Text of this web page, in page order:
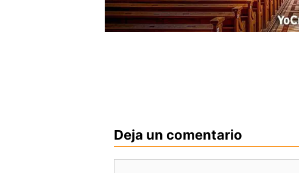
Deja un comentario